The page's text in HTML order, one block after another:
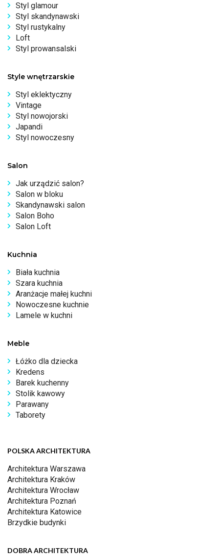
Styl glamour
Styl skandynawski
Styl rustykalny
Loft
Styl prowansalski
Style wnętrzarskie
Styl eklektyczny
Vintage
Styl nowojorski
Japandi
Styl nowoczesny
Salon
Jak urządzić salon?
Salon w bloku
Skandynawski salon
Salon Boho
Salon Loft
Kuchnia
Biała kuchnia
Szara kuchnia
Aranżacje małej kuchni
Nowoczesne kuchnie
Lamele w kuchni
Meble
Łóżko dla dziecka
Kredens
Barek kuchenny
Stolik kawowy
Parawany
Taborety
POLSKA ARCHITEKTURA
Architektura Warszawa
Architektura Kraków
Architektura Wrocław
Architektura Poznań
Architektura Katowice
Brzydkie budynki
DOBRA ARCHITEKTURA